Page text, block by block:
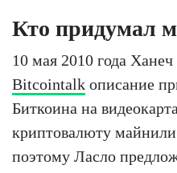
Кто придумал
10 мая 2010 года Ханеч
Bitcointalk описание
Биткоина на
криптовалюту
поэтому Ласло